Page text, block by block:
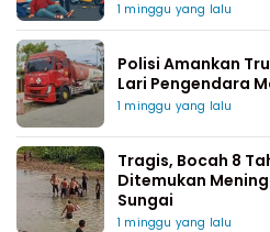
1 minggu yang lalu
Polisi Amankan
Lari Pengendara
1 minggu yang lalu
Tragis, Bocah 8
Ditemukan
Sungai
1 minggu yang lalu